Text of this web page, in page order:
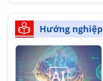
Hướng nghiệp